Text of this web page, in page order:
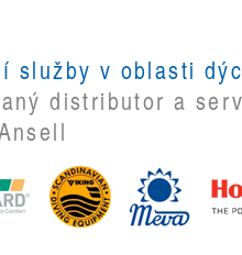
služby v oblasti
distributor a